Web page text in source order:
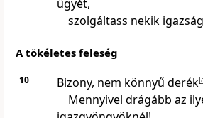
ügyét,
szolgáltass nekik
A tökéletes feleség
10 Bizony, nem könnyű derék[
Mennyivel drágább az